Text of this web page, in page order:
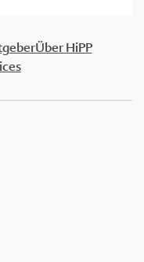
Über HiPP